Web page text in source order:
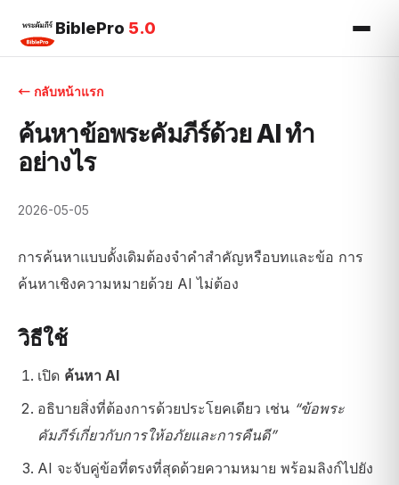
BiblePro 5.0
← กลับหน้าแรก
ค้นหาข้อพระคัมภีร์ด้วย AI ทำ
อย่างไร
2026-05-05
การค้นหาแบบดั้งเดิมต้องจำคำสำคัญหรือบทและข้อ การ
ค้นหาเชิงความหมายด้วย AI ไม่ต้อง
วิธีใช้
เปิด ค้นหา AI
อธิบายสิ่งที่ต้องการด้วยประโยคเดียว เช่น “ข้อพระ
คัมภีร์เกี่ยวกับการให้อภัยและการคืนดี”
AI จะจับคู่ข้อที่ตรงที่สุดด้วยความหมาย พร้อมลิงก์ไปยัง